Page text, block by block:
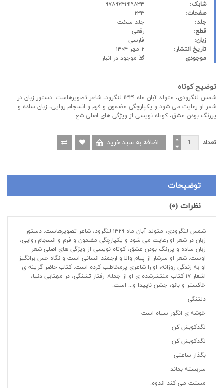
شابک:
صفحات:
جلد:
جلد سخت
قطع:
رقعی
زبان:
فارسی
تاریخ انتشار:
موجودی
موجود در انبار
توضیح کوتاه
شمس لنگرودی، متولد آبان ماه ۱۳۲۹ لنگرود، شاعر تصویرهاست. دستور زبان در
شعر او رعایت می شود و یکپارچگی مضمون و فرم و انسجام روایی، زبان ساده و
پررنگ بودن عشق، کوتاه نویسی از ویژگی های اصلی شع...
تعداد
توضیحات
نظرات (۰)
شمس لنگرودی، متولد آبان ماه ۱۳۲۹ لنگرود، شاعر تصویرهاست. دستور
زبان در شعر او رعایت می شود و یکپارچگی مضمون و فرم و انسجام روایی،
زبان ساده و پررنگ بودن عشق، کوتاه نویسی از ویژگی های اصلی شعر
اوست. شعر او سرشار از پیام والا و ارجمند انسانی است و نگاه حس برانگیز
او به زندگی روزانه، او را شاعری پرمخاطب کرده است. کتاب حاضر گزینه ی
اشعار ۱۷ کتاب منتشرشده ی او از جمله: رفتار تشنگی، در مهتابی دنیا،
خاکستر و بانو، جشن ناپیدا و... است.
دلتنگی
خوشه ی انگور سیاه است
لگدکوبش کن
لگدکوبش کن
بگذار ساعتی
سربسته بماند
مستت می کند اندوه.